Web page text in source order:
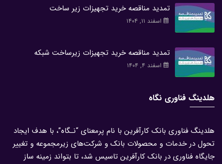
تمدید مناقصه خرید تجهیزات زیر ساخت
اسفند ۱۱, ۱۴۰۴
تمدید مناقصه خرید تجهیزات زیرساخت شبکه
اسفند ۴, ۱۴۰۴
هلدینگ فناوری نگاه
هلدینگ فناوری بانک کارآفرین با نام پرمعنای “نـگاه”، با هدف ایجاد
تحول در خدمات و محصولات بانک و شرکت‌های زیرمجموعه و تغییر
جایگاه فناوری در بانک کارآفرین تاسیس شد، تا بتواند زمینه ساز